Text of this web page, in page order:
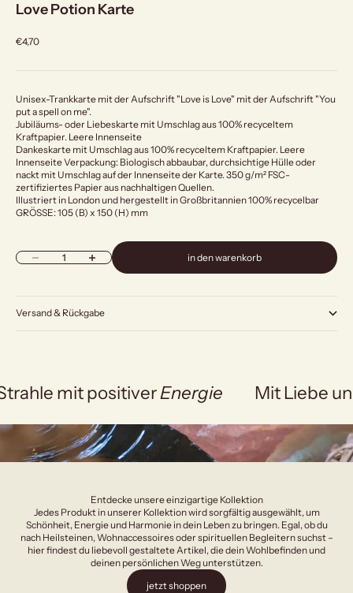
Love Potion Karte
Angebot
€4,70
Unisex-Trankkarte mit der Aufschrift "Love is Love" mit der Aufschrift "You
put a spell on me".
Jubiläums- oder Liebeskarte mit Umschlag aus 100% recyceltem
Kraftpapier. Leere Innenseite
Dankeskarte mit Umschlag aus 100% recyceltem Kraftpapier. Leere
Innenseite Verpackung: Biologisch abbaubar, durchsichtige Hülle oder
nackt mit Umschlag auf der Innenseite der Karte. 350 g/m² FSC-
zertifiziertes Papier aus nachhaltigen Quellen.
Illustriert in London und hergestellt in Großbritannien 100% recycelbar
GRÖSSE: 105 (B) x 150 (H) mm
Anzahl verringernAnzahl erhöhen in den warenkorb
Versand & Rückgabe
mit positiverEnergie Mit Liebe
Entdecke unsere einzigartige Kollektion
Jedes Produkt in unserer Kollektion wird sorgfältig ausgewählt, um
Schönheit, Energie und Harmonie in dein Leben zu bringen. Egal, ob du
nach Heilsteinen, Wohnaccessoires oder spirituellen Begleitern suchst –
hier findest du liebevoll gestaltete Artikel, die dein Wohlbefinden und
deinen persönlichen Weg unterstützen.
jetzt shoppen